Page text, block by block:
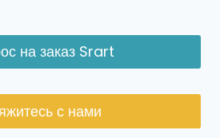
на заказ Srart
с нами